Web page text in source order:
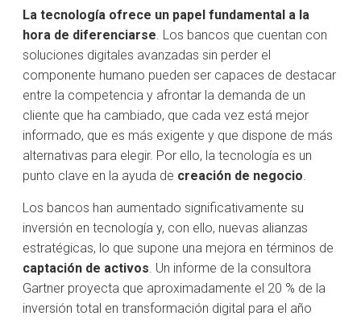
La tecnología ofrece un papel fundamental a la
hora de diferenciarse. Los bancos que cuentan con
soluciones digitales avanzadas sin perder el
componente humano pueden ser capaces de destacar
entre la competencia y afrontar la demanda de un
cliente que ha cambiado, que cada vez está mejor
informado, que es más exigente y que dispone de más
alternativas para elegir. Por ello, la tecnología es un
punto clave en la ayuda de creación de negocio.
Los bancos han aumentado significativamente su
inversión en tecnología y, con ello, nuevas alianzas
estratégicas, lo que supone una mejora en términos de
captación de activos. Un informe de la consultora
Gartner proyecta que aproximadamente el 20 % de la
inversión total en transformación digital para el año